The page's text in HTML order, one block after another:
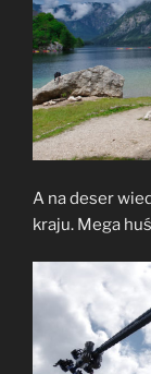
A na deser
kraju. Mega